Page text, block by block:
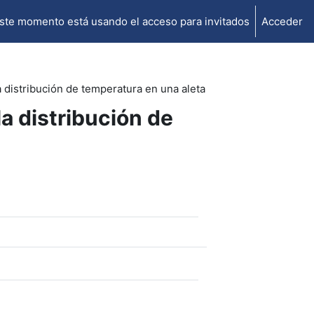
momento está usando el acceso para invitados Acceder
distribución de temperatura en una aleta
distribución de